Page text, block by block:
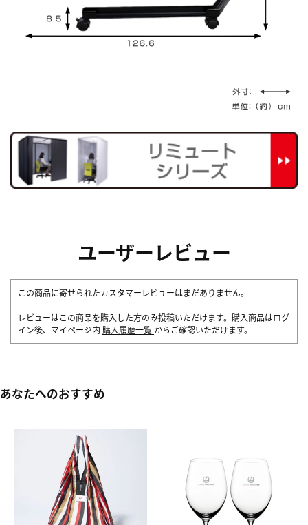
ユーザーレビュー
この商品に寄せられたカスタマーレビューはまだありません。
レビューはこの商品を購入した方のみ投稿いただけます。購入商品はログ
イン後、マイページ内 購入履歴一覧 からご確認いただけます。
あなたへのおすすめ